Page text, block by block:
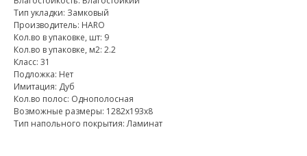
Тип укладки: Замковый
Производитель: HARO
Кол.во в упаковке, шт: 9
Кол.во в упаковке, м2: 2.2
Класс: 31
Подложка: Нет
Имитация: Дуб
Кол.во полос: Однополосная
Возможные размеры: 1282х193х8
Тип напольного покрытия: Ламинат